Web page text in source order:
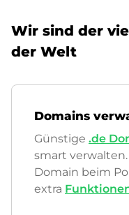
Wir sind der
der Welt
Domains
Günstige .de
smart verwalten.
Domain beim
extra